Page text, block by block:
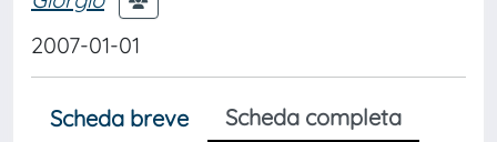
2007-01-01
Scheda breve
Scheda completa